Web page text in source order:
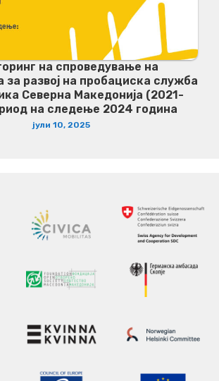
на спроведување на
за развој на пробациска служба
Северна Македонија (2021-
на следење 2024 година
јули 10, 2025